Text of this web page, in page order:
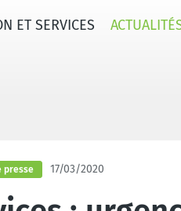
ET SERVICES
presse 17/03/2020